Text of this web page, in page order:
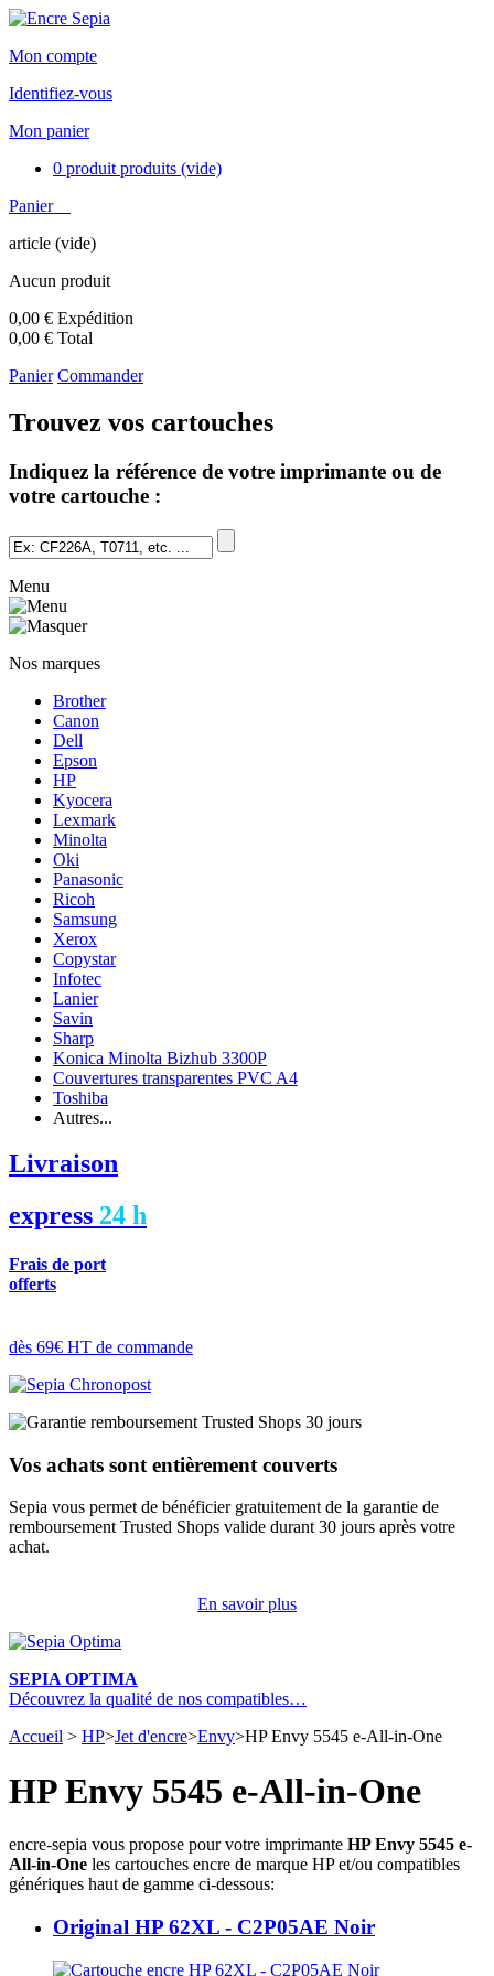
Mon compte
Identifiez-vous
Mon panier
0 produit produits (vide)
Panier
article (vide)
Aucun produit
0,00 € Expédition
0,00 € Total
Panier Commander
Trouvez vos cartouches
Indiquez la référence de votre imprimante ou de
votre cartouche :
Menu
Nos marques
Brother
Canon
Dell
Epson
HP
Kyocera
Lexmark
Minolta
Oki
Panasonic
Ricoh
Samsung
Xerox
Copystar
Infotec
Lanier
Savin
Sharp
Konica Minolta Bizhub 3300P
Couvertures transparentes PVC A4
Toshiba
Autres...
Livraison
express 24 h
Frais de port
offerts
dès 69€ HT de commande
Vos achats sont entièrement couverts
Sepia vous permet de bénéficier gratuitement de la garantie de
remboursement Trusted Shops valide durant 30 jours après votre
achat.
En savoir plus
SEPIA OPTIMA
Découvrez la qualité de nos compatibles…
Accueil > HP>Jet d'encre>Envy>HP Envy 5545 e-All-in-One
HP Envy 5545 e-All-in-One
encre-sepia vous propose pour votre imprimante HP Envy 5545 e-
All-in-One les cartouches encre de marque HP et/ou compatibles
génériques haut de gamme ci-dessous:
Original HP 62XL - C2P05AE Noir